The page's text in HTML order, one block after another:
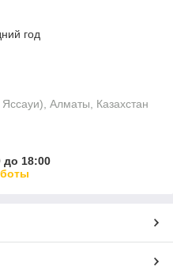
год
Алматы, Казахстан
до 18:00